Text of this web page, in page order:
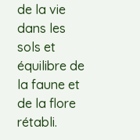
de la vie
dans les
sols et
équilibre de
la faune et
de la flore
rétabli.